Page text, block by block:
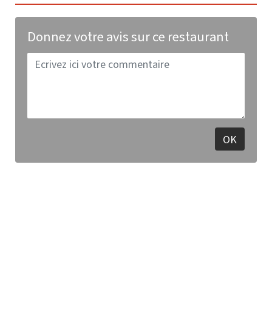
Donnez votre avis sur ce restaurant